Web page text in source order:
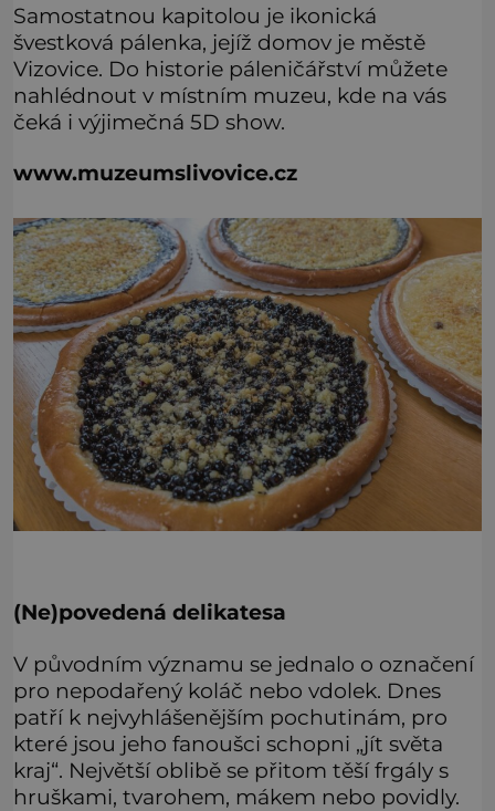
Samostatnou kapitolou je ikonická
švestková pálenka, jejíž domov je městě
Vizovice. Do historie páleničářství můžete
nahlédnout v místním muzeu, kde na vás
čeká i výjimečná 5D show.
www.muzeumslivovice.cz
(Ne)povedená delikatesa
V původním významu se jednalo o označení
pro nepodařený koláč nebo vdolek. Dnes
patří k nejvyhlášenějším pochutinám, pro
které jsou jeho fanoušci schopni „jít světa
kraj“. Největší oblibě se přitom těší frgály s
hruškami, tvarohem, mákem nebo povidly.